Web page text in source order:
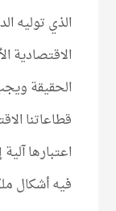
الذي توليه
الحقيقة
قطاعاتنا
اعتبارها
فيه أشكال